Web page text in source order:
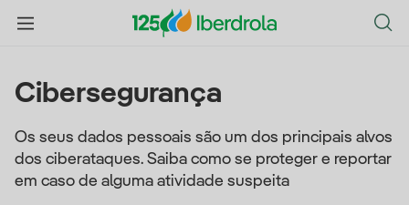
Cibersegurança
Os seus dados pessoais são um dos principais alvos
dos ciberataques. Saiba como se proteger e reportar
em caso de alguma atividade suspeita